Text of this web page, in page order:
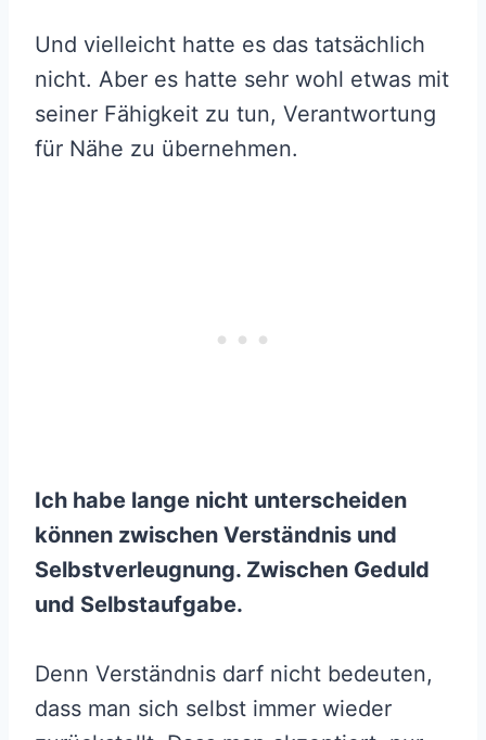
Und vielleicht hatte es das tatsächlich
nicht. Aber es hatte sehr wohl etwas mit
seiner Fähigkeit zu tun, Verantwortung
für Nähe zu übernehmen.
Ich habe lange nicht unterscheiden
können zwischen Verständnis und
Selbstverleugnung. Zwischen Geduld
und Selbstaufgabe.
Denn Verständnis darf nicht bedeuten,
dass man sich selbst immer wieder